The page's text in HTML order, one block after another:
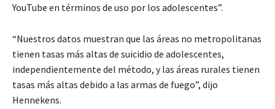
YouTube en términos de uso por los adolescentes”.
“Nuestros datos muestran que las áreas no metropolitanas
tienen tasas más altas de suicidio de adolescentes,
independientemente del método, y las áreas rurales tienen
tasas más altas debido a las armas de fuego”, dijo
Hennekens.